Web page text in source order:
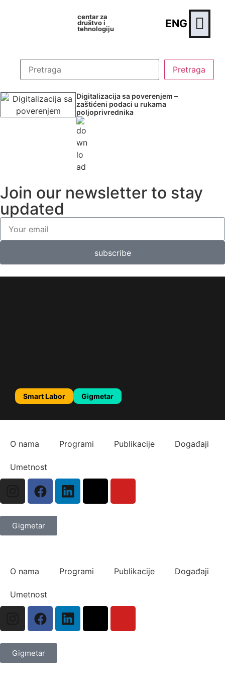
centar za
društvo i
tehnologiju ENG
Digitalizacija sa poverenjem –
zaštićeni podaci u rukama
poljoprivrednika
Join our newsletter to stay
updated
subscribe
Smart Labor Gigmetar
O nama Programi Publikacije Događaji
Umetnost
Gigmetar
O nama Programi Publikacije Događaji
Umetnost
Gigmetar